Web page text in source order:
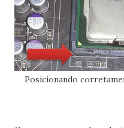
Posicionando